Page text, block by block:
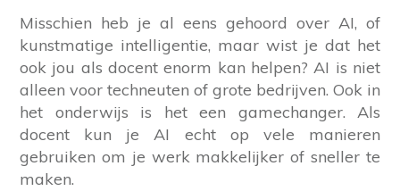
Misschien heb je al eens gehoord over AI, of
kunstmatige intelligentie, maar wist je dat het
ook jou als docent enorm kan helpen? AI is niet
alleen voor techneuten of grote bedrijven. Ook in
het onderwijs is het een gamechanger. Als
docent kun je AI echt op vele manieren
gebruiken om je werk makkelijker of sneller te
maken.